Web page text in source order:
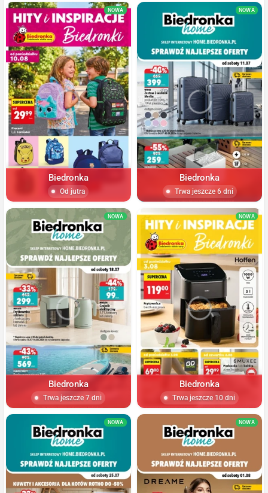
NOWA
Biedronka
Od jutra
NOWA
Biedronka
Trwa jeszcze 6 dni
NOWA
Biedronka
Trwa jeszcze 7 dni
NOWA
Biedronka
Trwa jeszcze 10 dni
NOWA NOWA